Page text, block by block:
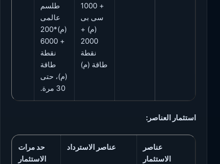
+ 1000
سى بى
(م) +
2000
نقطة
طاقة (م)
طلسم
عالمى
(م)*200
+ 6000
نقطة
طاقة
(م)، حتى
30 مرة.
استثمار العناصر:
عناصر
الاستثمار
عناصر الاسترداد
حد مرات
الاستثمار